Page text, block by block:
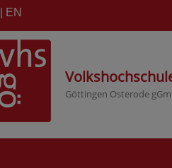
EN
Göttingen Osterode